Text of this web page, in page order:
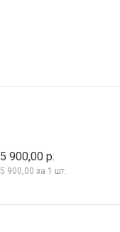
5 900,00 р.
5 900,00 за 1 шт.